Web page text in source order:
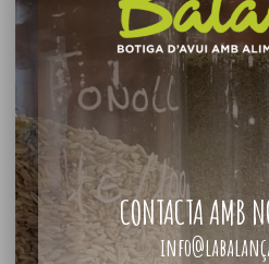
CONTACTA AMB